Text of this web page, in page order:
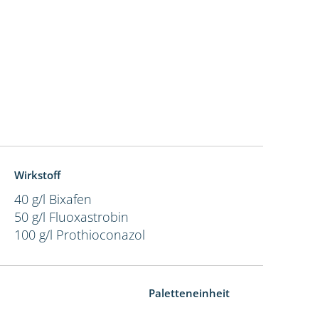
Wirkstoff
40 g/l Bixafen
50 g/l Fluoxastrobin
100 g/l Prothioconazol
Paletteneinheit